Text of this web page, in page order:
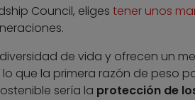
Council, eliges tener unos
de vida y ofrecen un
que la primera razón de peso
sería la protección de